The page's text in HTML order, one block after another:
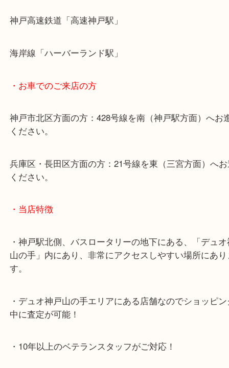
・最寄り駅のご案内
・お車でのご来店の方
ください。
兵庫区・長田区方面の方：21号線を東（三宮方面
ください。